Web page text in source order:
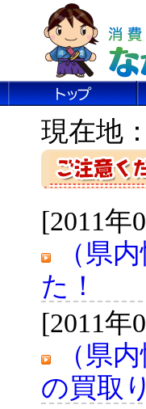
現在地：
[2011年
（県
た！
[2011年
（県
の買取